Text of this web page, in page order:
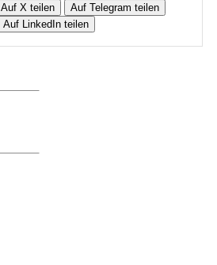
Auf X teilen
Auf Telegram teilen
Auf LinkedIn teilen